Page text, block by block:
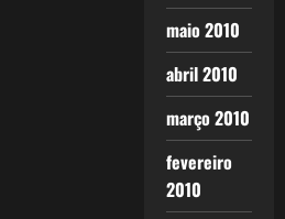
maio 2010
abril 2010
março 2010
fevereiro
2010